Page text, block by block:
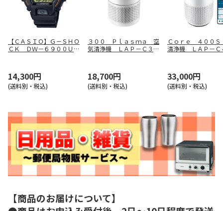
【ＣＡＳＩＯ】Ｇ－ＳＨＯ
ＣＫ ＤＷ－６９００ＵＢ
14,300円
(送料別・税込)
３００ Ｐｌａｓｍａ 空
気清浄機 ＬＡＰ－Ｃ３０
18,700円
(送料別・税込)
Ｃｏｒｅ ４００
清浄機 ＬＡＰ－Ｃ
33,000円
(送料別・税込)
【商品のお届けについて】